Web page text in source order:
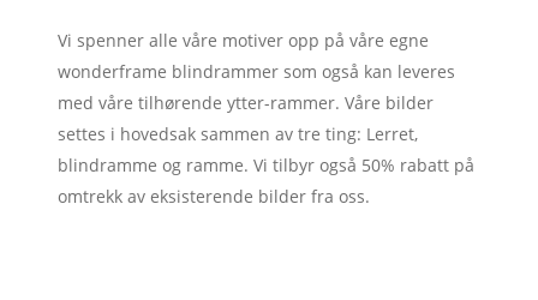
Vi spenner alle våre motiver opp på våre egne
wonderframe blindrammer som også kan leveres
med våre tilhørende ytter-rammer. Våre bilder
settes i hovedsak sammen av tre ting: Lerret,
blindramme og ramme. Vi tilbyr også 50% rabatt på
omtrekk av eksisterende bilder fra oss.